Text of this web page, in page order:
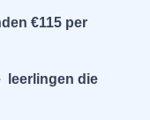
€115 per
leerlingen die